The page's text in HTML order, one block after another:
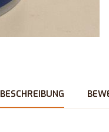
BESCHREIBUNG